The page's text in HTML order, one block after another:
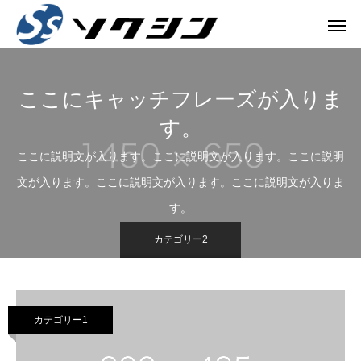
ここにキャッチフレーズが入りま
す。
ここに説明文が入ります。ここに説明文が入ります。ここに説明
文が入ります。ここに説明文が入ります。ここに説明文が入りま
す。
カテゴリー2
カテゴリー1